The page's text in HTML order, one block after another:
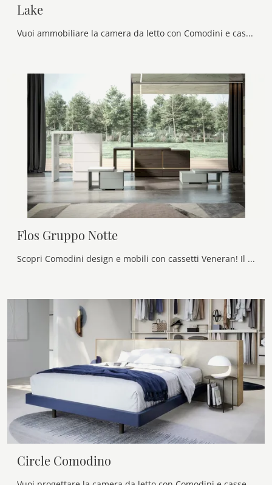
Lake
Vuoi ammobiliare la camera da letto con Comodini e cassettiere di Calligaris? Ti presentiamo il modello Lake in legno per spazi design.
Flos Gruppo Notte
Scopri Comodini design e mobili con cassetti Veneran! Il modello Flos Gruppo Notte costruito in laccato opaco è l'acquisto perfetto.
Circle Comodino